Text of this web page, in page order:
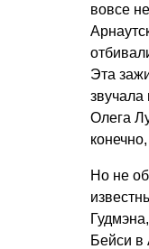
вовсе
Эта
звучала
Олега
Но не
Бейси в